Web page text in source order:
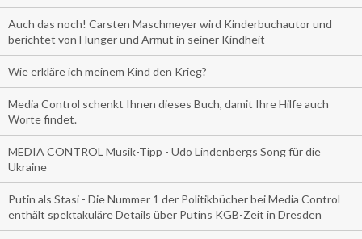
Auch das noch! Carsten Maschmeyer wird Kinderbuchautor und
berichtet von Hunger und Armut in seiner Kindheit
Wie erkläre ich meinem Kind den Krieg?
Media Control schenkt Ihnen dieses Buch, damit Ihre Hilfe auch
Worte findet.
MEDIA CONTROL Musik-Tipp - Udo Lindenbergs Song für die
Ukraine
Putin als Stasi - Die Nummer 1 der Politikbücher bei Media Control
enthält spektakuläre Details über Putins KGB-Zeit in Dresden